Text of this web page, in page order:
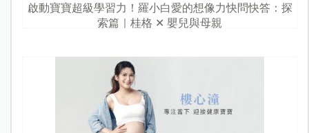
啟動寶寶超級學習力！羅小白愛的想像力快問快答：探
索篇｜桂格 ✕ 嬰兒與母親